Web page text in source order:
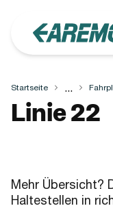
Startseite ...
Linie22
Mehr Übersicht?
Haltestellen in